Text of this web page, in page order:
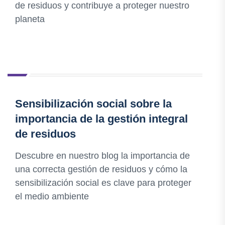
de residuos y contribuye a proteger nuestro
planeta
Sensibilización social sobre la
importancia de la gestión integral
de residuos
Descubre en nuestro blog la importancia de
una correcta gestión de residuos y cómo la
sensibilización social es clave para proteger
el medio ambiente